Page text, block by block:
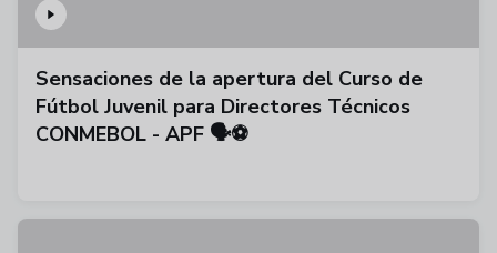
Sensaciones de la apertura del Curso de
Fútbol Juvenil para Directores Técnicos
CONMEBOL - APF 🗣️⚽️